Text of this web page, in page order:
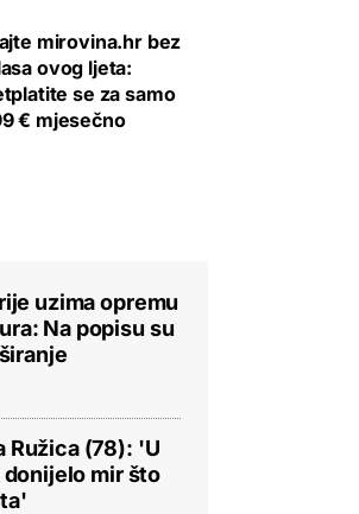
mirovina.hr bez
ovog ljeta:
se za samo
€ mjesečno
uzima opremu
Na popisu su
Ružica (78): 'U
mir što